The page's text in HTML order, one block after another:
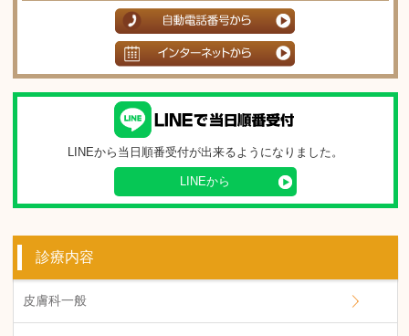
LINEから当日順番受付が出来るようになりました。
LINEから
診療内容
皮膚科一般